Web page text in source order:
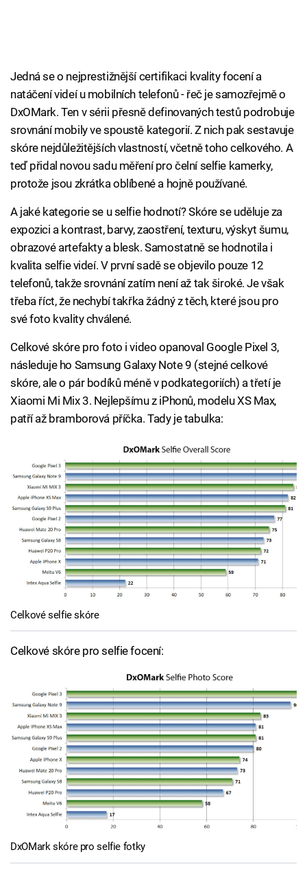
Jedná se o nejprestižnější certifikaci kvality focení a
natáčení videí u mobilních telefonů - řeč je samozřejmě o
DxOMark. Ten v sérii přesně definovaných testů podrobuje
srovnání mobily ve spoustě kategorií. Z nich pak sestavuje
skóre nejdůležitějších vlastností, včetně toho celkového. A
teď přidal novou sadu měření pro čelní selfie kamerky,
protože jsou zkrátka oblíbené a hojně používané.
A jaké kategorie se u selfie hodnotí? Skóre se uděluje za
expozici a kontrast, barvy, zaostření, texturu, výskyt šumu,
obrazové artefakty a blesk. Samostatně se hodnotila i
kvalita selfie videí. V první sadě se objevilo pouze 12
telefonů, takže srovnání zatím není až tak široké. Je však
třeba říct, že nechybí takřka žádný z těch, které jsou pro
své foto kvality chválené.
Celkové skóre pro foto i video opanoval Google Pixel 3,
následuje ho Samsung Galaxy Note 9 (stejné celkové
skóre, ale o pár bodíků méně v podkategoriích) a třetí je
Xiaomi Mi Mix 3. Nejlepšímu z iPhonů, modelu XS Max,
patří až bramborová příčka. Tady je tabulka:
Celkové selfie skóre
Celkové skóre pro selfie focení:
DxOMark skóre pro selfie fotky